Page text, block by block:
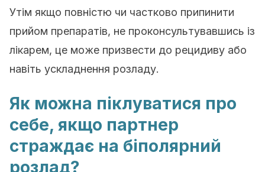
Утім якщо повністю чи частково припинити
прийом препаратів, не проконсультувавшись із
лікарем, це може призвести до рецидиву або
навіть ускладнення розладу.
Як можна піклуватися про
себе, якщо партнер
страждає на біполярний
розлад?